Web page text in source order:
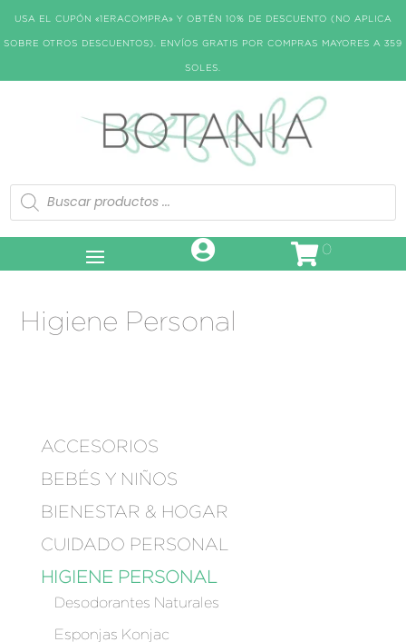
USA EL CUPÓN «1ERACOMPRA» Y OBTÉN 10% DE DESCUENTO (NO APLICA
SOBRE OTROS DESCUENTOS). ENVÍOS GRATIS POR COMPRAS MAYORES A 359
SOLES.
Búsqueda
de
productos
0
Higiene Personal
ACCESORIOS
BEBÉS Y NIÑOS
BIENESTAR & HOGAR
CUIDADO PERSONAL
HIGIENE PERSONAL
Desodorantes Naturales
Esponjas Konjac